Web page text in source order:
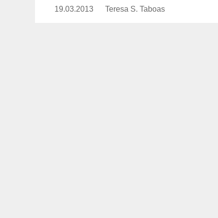
Publicado
19.03.2013 https://www.experimenta.es/
Teresa S. Taboas